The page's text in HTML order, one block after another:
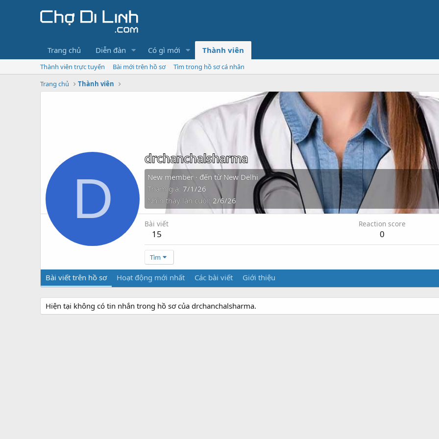
Trang chủ Diễn đàn Có gì mới Thành viên
Thành viên trực tuyến Bài mới trên hồ sơ
Tìm trong hồ sơ cá nhân
Trang chủ
Thành viên
D
drchanchalsharma
New member · đến từ New Delhi
Tham gia 7/1/26
Nhìn thấy lần cuối 2/6/26
Bài viết
15
Reaction score
0
Tìm
Bài viết trên hồ sơ Hoạt động mới nhất Các bài viết Giới thiệu
Hiện tại không có tin nhắn trong hồ sơ của drchanchalsharma.